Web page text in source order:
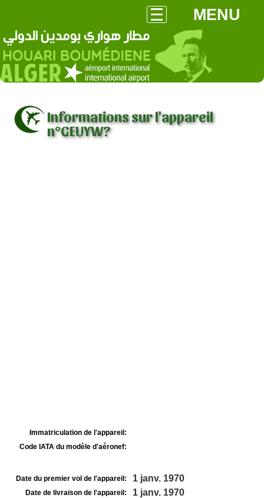
MENU
Informations sur l'appareil
n°GEUYW?
Immatriculation de l'appareil:
Code IATA du modèle d'aéronef:
Date du premier vol de l'appareil: 1 janv. 1970
Date de livraison de l'appareil: 1 janv. 1970